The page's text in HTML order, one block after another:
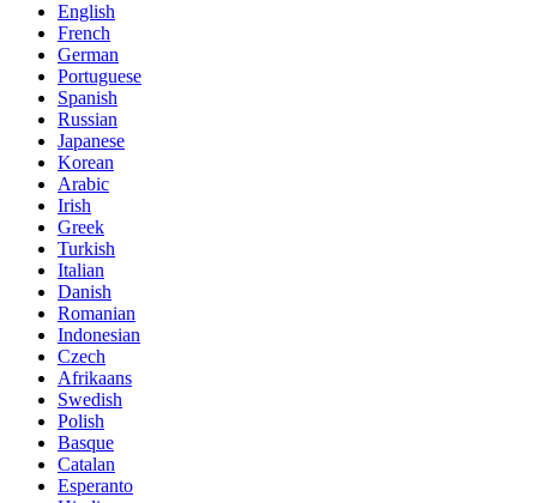
English
French
German
Portuguese
Spanish
Russian
Japanese
Korean
Arabic
Irish
Greek
Turkish
Italian
Danish
Romanian
Indonesian
Czech
Afrikaans
Swedish
Polish
Basque
Catalan
Esperanto